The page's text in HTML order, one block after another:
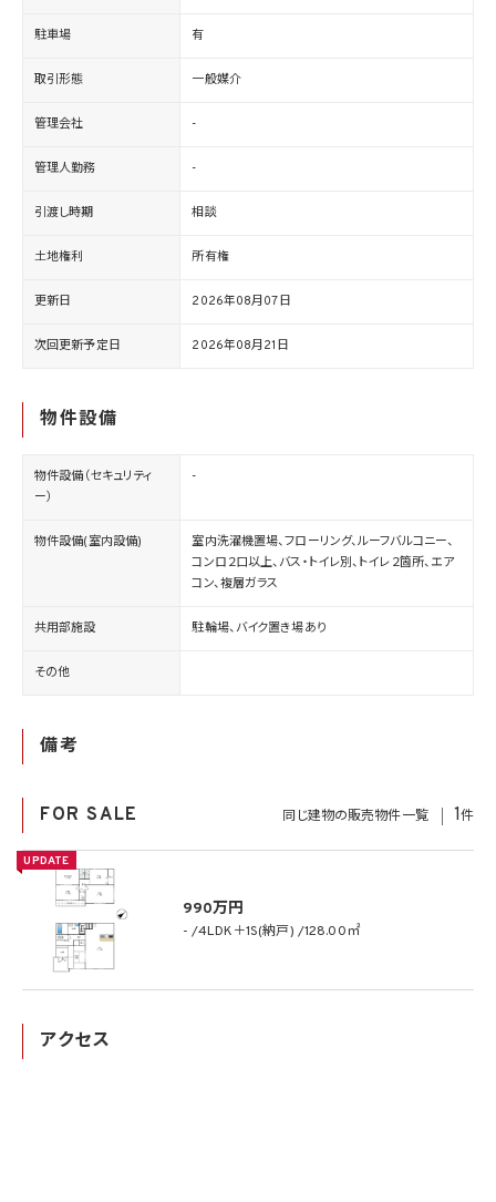
駐車場 有
取引形態 一般媒介
管理会社 -
管理人勤務 -
引渡し時期 相談
土地権利 所有権
更新日 2026年08月07日
次回更新予定日 2026年08月21日
物件設備
物件設備（セキュリティ
ー）
-
物件設備(室内設備)
室内洗濯機置場、フローリング、ルーフバルコニー、
コンロ２口以上、バス・トイレ別、トイレ２箇所、エア
コン、複層ガラス
共用部施設 駐輪場、バイク置き場あり
その他
備考
FOR SALE 同じ建物の販売物件一覧 1件
UPDATE
990万円
- 4LDK＋1S(納戸) 128.00㎡
アクセス